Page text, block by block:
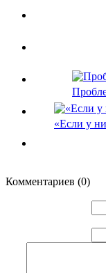
«Если у
Комментариев (0)